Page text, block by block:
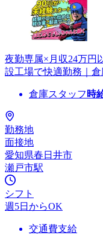
夜勤専属×月収24万
設工場で快適勤務｜
倉庫スタッフ 時
勤務地
面接地
愛知県春日井市
瀬戸市駅
シフト
週5日からOK
交通費支給